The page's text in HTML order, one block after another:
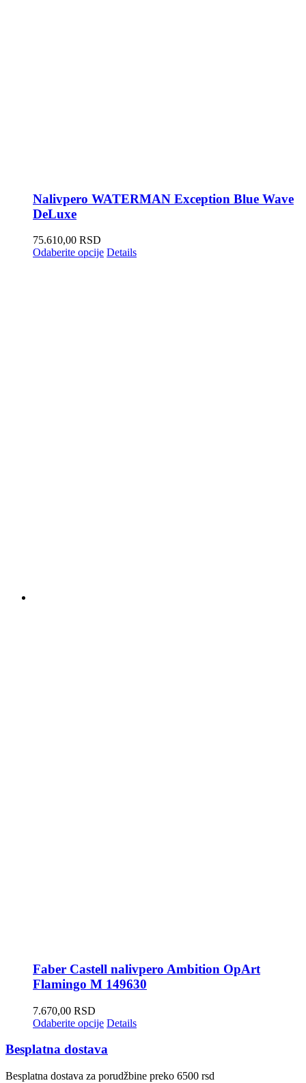
Nalivpero WATERMAN Exception Blue Wave
DeLuxe
75.610,00 RSD
Odaberite opcije Details
Faber Castell nalivpero Ambition OpArt
Flamingo M 149630
7.670,00 RSD
Odaberite opcije Details
Besplatna dostava
Besplatna dostava za porudžbine preko 6500 rsd